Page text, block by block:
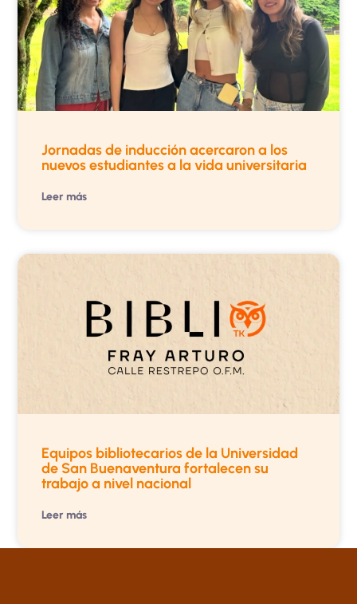
Jornadas de inducción acercaron a los
nuevos estudiantes a la vida universitaria
Leer más
Equipos bibliotecarios de la Universidad
de San Buenaventura fortalecen su
trabajo a nivel nacional
Leer más